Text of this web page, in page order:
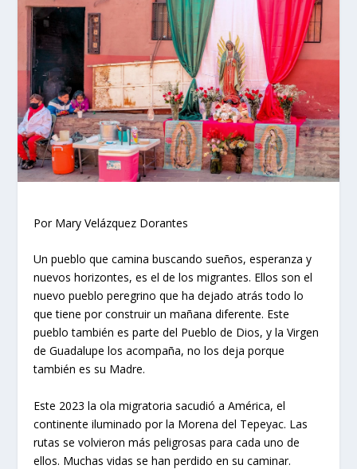
Por Mary Velázquez Dorantes
Un pueblo que camina buscando sueños, esperanza y
nuevos horizontes, es el de los migrantes. Ellos son el
nuevo pueblo peregrino que ha dejado atrás todo lo
que tiene por construir un mañana diferente. Este
pueblo también es parte del Pueblo de Dios, y la Virgen
de Guadalupe los acompaña, no los deja porque
también es su Madre.
Este 2023 la ola migratoria sacudió a América, el
continente iluminado por la Morena del Tepeyac. Las
rutas se volvieron más peligrosas para cada uno de
ellos. Muchas vidas se han perdido en su caminar.